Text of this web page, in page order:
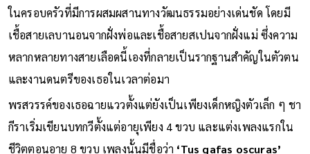
Ripoll)เกิดที่เมืองบาร์รันกียา ประเทศโคลอมเบีย เธอเติบโตมา
ในครอบครัวที่มีการผสมผสานทางวัฒนธรรมอย่างเด่นชัด โดยมี
เชื้อสายเลบานอนจากฝั่งพ่อและเชื้อสายสเปนจากฝั่งแม่ ซึ่งความ
หลากหลายทางสายเลือดนี้เองที่กลายเป็นรากฐานสำคัญในตัวตน
และงานดนตรีของเธอในเวลาต่อมา
พรสวรรค์ของเธอฉายแววตั้งแต่ยังเป็นเพียงเด็กหญิงตัวเล็ก ๆ ชา
กีราเริ่มเขียนบทกวีตั้งแต่อายุเพียง 4 ขวบ และแต่งเพลงแรกใน